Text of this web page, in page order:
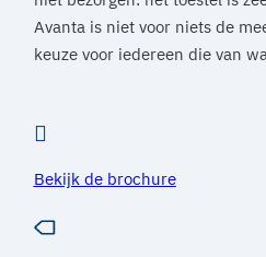
Avanta is niet voor niets de
keuze voor iedereen die van
Bekijk de brochure